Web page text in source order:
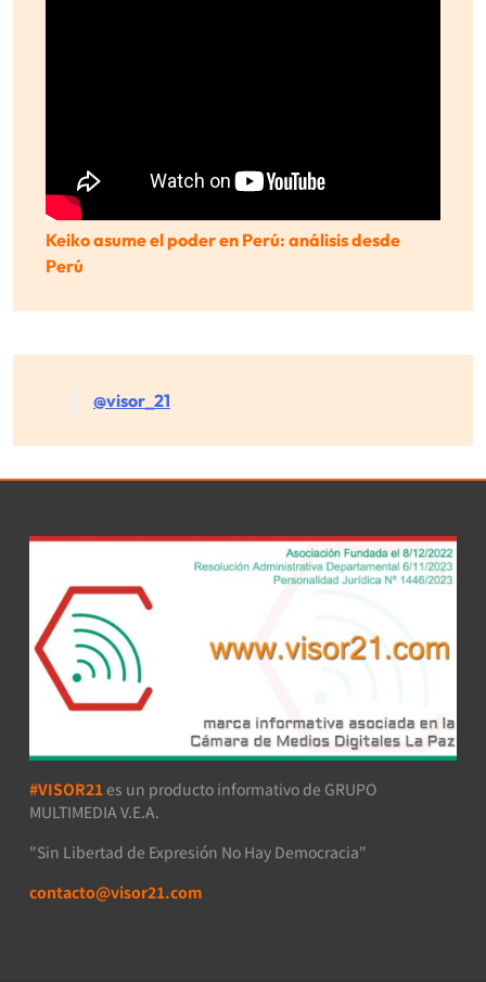
Keiko asume el poder en Perú: análisis desde
Perú
@visor_21
#VISOR21 es un producto informativo de GRUPO
MULTIMEDIA V.E.A.
"Sin Libertad de Expresión No Hay Democracia"
contacto@visor21.com